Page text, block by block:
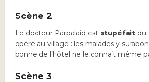
Scène 2
Le docteur Parpalaid est stupéfait du
opéré au village : les malades y
bonne de l’hôtel ne le connaît même
Scène 3